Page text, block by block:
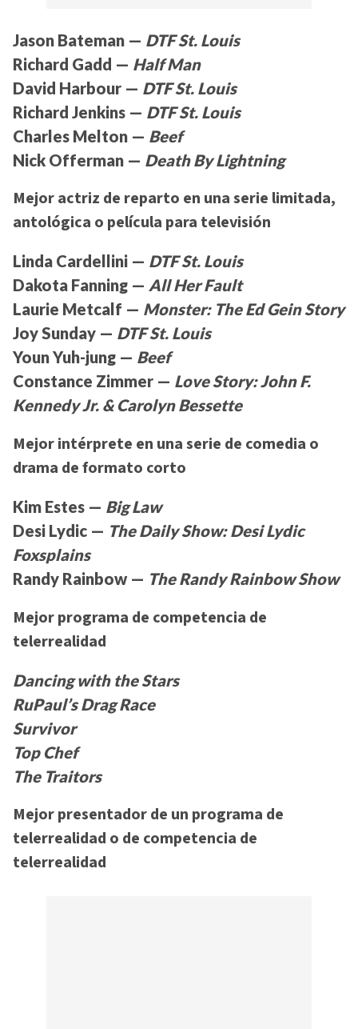
Jason Bateman — DTF St. Louis
Richard Gadd — Half Man
David Harbour — DTF St. Louis
Richard Jenkins — DTF St. Louis
Charles Melton — Beef
Nick Offerman — Death By Lightning
Mejor actriz de reparto en una serie limitada,
antológica o película para televisión
Linda Cardellini — DTF St. Louis
Dakota Fanning — All Her Fault
Laurie Metcalf — Monster: The Ed Gein Story
Joy Sunday — DTF St. Louis
Youn Yuh-jung — Beef
Constance Zimmer — Love Story: John F.
Kennedy Jr. & Carolyn Bessette
Mejor intérprete en una serie de comedia o
drama de formato corto
Kim Estes — Big Law
Desi Lydic — The Daily Show: Desi Lydic
Foxsplains
Randy Rainbow — The Randy Rainbow Show
Mejor programa de competencia de
telerrealidad
Dancing with the Stars
RuPaul’s Drag Race
Survivor
Top Chef
The Traitors
Mejor presentador de un programa de
telerrealidad o de competencia de
telerrealidad